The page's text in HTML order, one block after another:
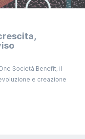
Società Benefit, il
e creazione